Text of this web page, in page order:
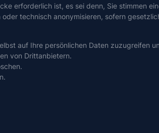
erforderlich ist, es sei denn, Sie stimmen
technisch anonymisieren, sofern
auf Ihre persönlichen Daten zuzugreifen
von Drittanbietern.